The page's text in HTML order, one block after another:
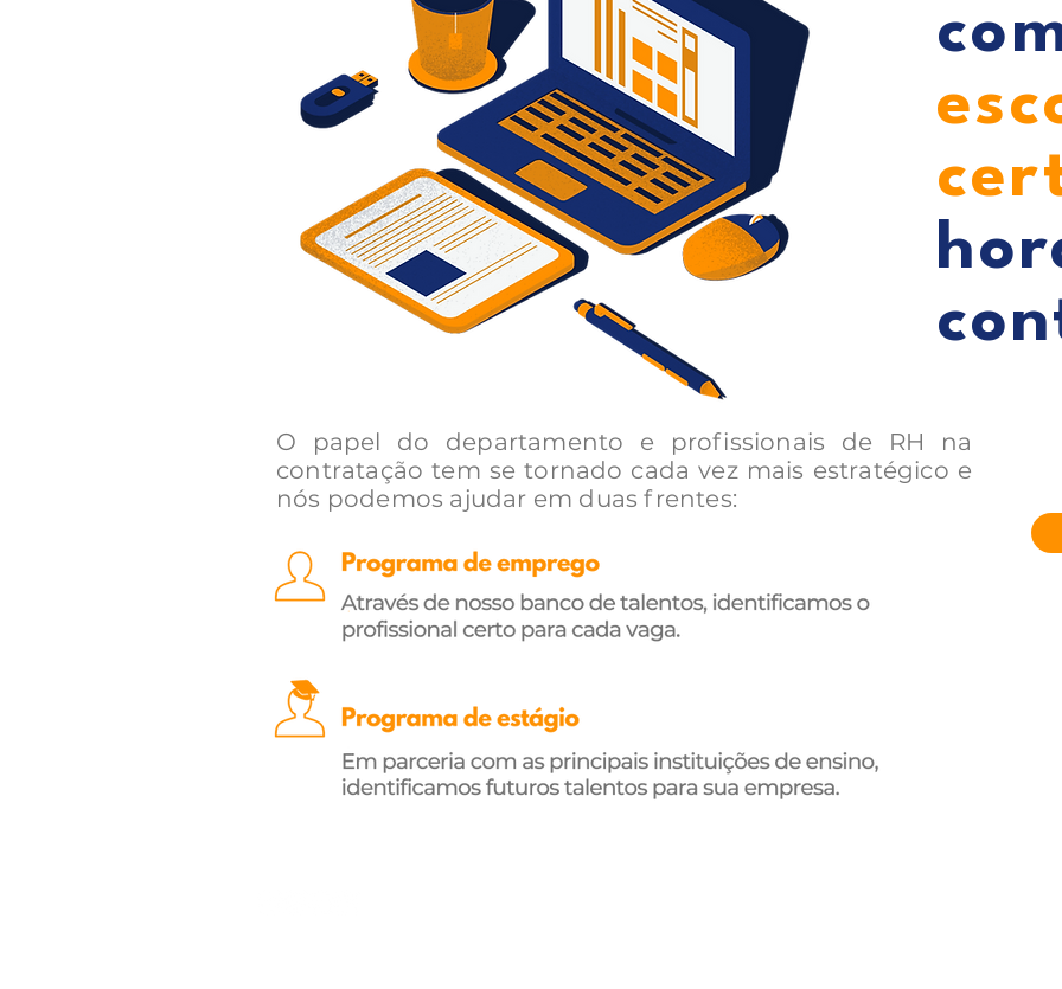
O papel do departamento e profissionais de RH na
contratação tem se tornado cada vez mais estratégico e
nós podemos ajudar em duas frentes: